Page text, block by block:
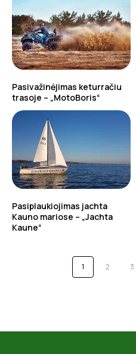
Pasivažinėjimas keturračiu
trasoje – „MotoBoris“
Pasiplaukiojimas jachta
Kauno mariose – „Jachta
Kaune“
1 2 3